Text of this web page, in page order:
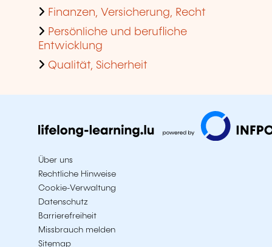
Finanzen, Versicherung, Recht
Persönliche und berufliche
Entwicklung
Qualität, Sicherheit
Über uns
Rechtliche Hinweise
Cookie-Verwaltung
Datenschutz
Barrierefreiheit
Missbrauch melden
Sitemap